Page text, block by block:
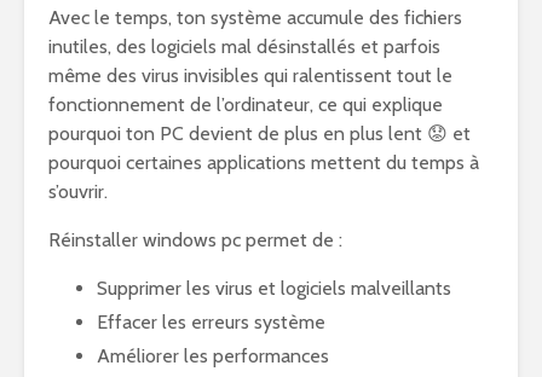
Avec le temps, ton système accumule des fichiers
inutiles, des logiciels mal désinstallés et parfois
même des virus invisibles qui ralentissent tout le
fonctionnement de l’ordinateur, ce qui explique
pourquoi ton PC devient de plus en plus lent 😟 et
pourquoi certaines applications mettent du temps à
s’ouvrir.
Réinstaller windows pc permet de :
Supprimer les virus et logiciels malveillants
Effacer les erreurs système
Améliorer les performances